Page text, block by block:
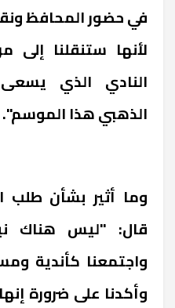
في حضور المحافظ
لأنها ستنقلنا
النادي الذي
الذهبي هذا الموسم".
وما أثير بشأن طلب
قال: "ليس هناك
واجتمعنا كأندية
وأكدنا على ضرورة